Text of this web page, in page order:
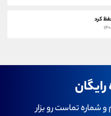
و شماره تماست رو بزار